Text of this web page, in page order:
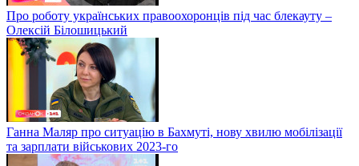
Про роботу українських правоохоронців під час блекауту –
Олексій Білошицький
Ганна Маляр про ситуацію в Бахмуті, нову хвилю мобілізації
та зарплати військових 2023-го